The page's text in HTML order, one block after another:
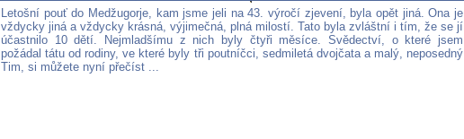
Letošní pouť do Medžugorje, kam jsme jeli na 43. výročí zjevení, byla opět jiná. Ona je
vždycky jiná a vždycky krásná, výjimečná, plná milostí. Tato byla zvláštní i tím, že se jí
účastnilo 10 dětí. Nejmladšímu z nich byly čtyři měsíce. Svědectví, o které jsem
požádal tátu od rodiny, ve které byly tři poutníčci, sedmiletá dvojčata a malý, neposedný
Tim, si můžete nyní přečíst ...